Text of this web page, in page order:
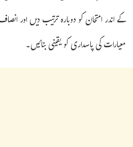
کے اندر امتحان کو دوبارہ ترتیب دیں اور
معیارات کی پاسداری کو یقینی بنائیں۔